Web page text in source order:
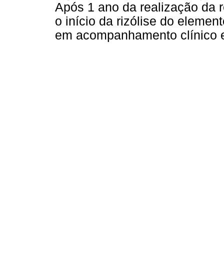
Após 1 ano da realização da
o início da rizólise do
em acompanhamento clínico